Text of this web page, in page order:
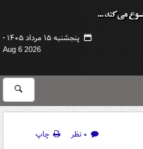
پنجشنبه ۱۵ مرداد ۱۴۰۵ -
Aug 6 2026
۰ نظر
چاپ